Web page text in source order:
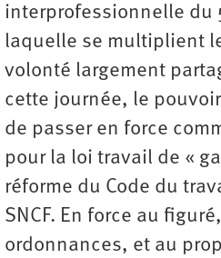
interprofessionnelle du
laquelle se multiplient
volonté largement
cette journée, le
de passer en force
pour la loi travail de «
réforme du Code du
SNCF. En force au
ordonnances, et au